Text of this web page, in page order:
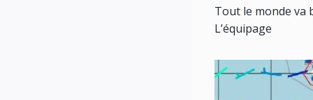
Tout le monde va
L’équipage